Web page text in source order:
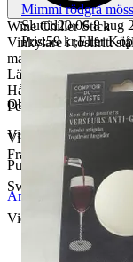
Wine Chiller Stick
Vinkylare i rostfritt
material av
Lätt att rengöra, liten
Håller vinet svalt i
Perfekt present eller
Vi samfraktar , så titta
Frakt sker efter
Swish 1236480016
Vid två köp medföljer
Objektnr
731 997 411
Visningar
72
Publicerad 17 maj
Anmäl Sälj liknande
Mimmi rödgrå
Sluttid20:06 8 aug
Pris:59 kr,Eller